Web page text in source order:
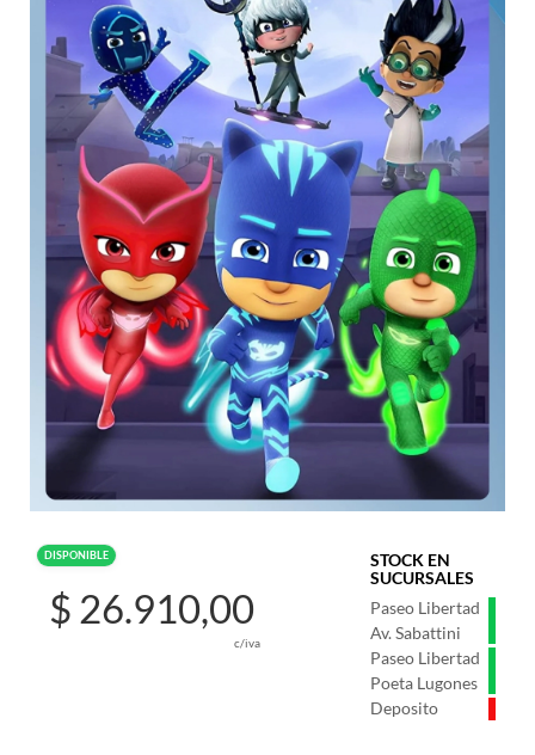
DISPONIBLE
STOCK EN
SUCURSALES
Paseo Libertad
Av. Sabattini
Paseo Libertad
Poeta Lugones
Deposito
$ 26.910,00
c/iva